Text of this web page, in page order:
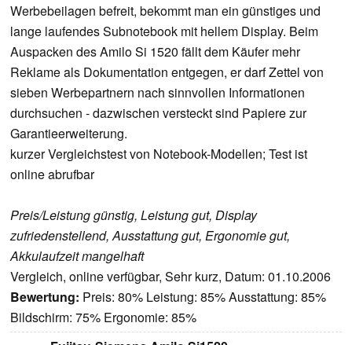
Werbebeilagen befreit, bekommt man ein günstiges und
lange laufendes Subnotebook mit hellem Display. Beim
Auspacken des Amilo Si 1520 fällt dem Käufer mehr
Reklame als Dokumentation entgegen, er darf Zettel von
sieben Werbepartnern nach sinnvollen Informationen
durchsuchen - dazwischen versteckt sind Papiere zur
Garantieerweiterung.
kurzer Vergleichstest von Notebook-Modellen; Test ist
online abrufbar
Preis/Leistung günstig, Leistung gut, Display
zufriedenstellend, Ausstattung gut, Ergonomie gut,
Akkulaufzeit mangelhaft
Vergleich, online verfügbar, Sehr kurz, Datum: 01.10.2006
Bewertung: Preis: 80% Leistung: 85% Ausstattung: 85%
Bildschirm: 75% Ergonomie: 85%